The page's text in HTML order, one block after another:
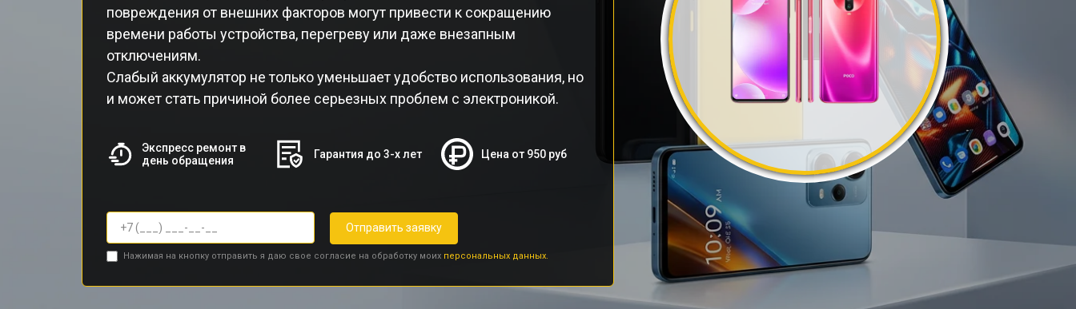
повреждения от внешних факторов могут привести к сокращению
времени работы устройства, перегреву или даже внезапным
отключениям.
Слабый аккумулятор не только уменьшает удобство использования, но
и может стать причиной более серьезных проблем с электроникой.
Экспресс ремонт в
день обращения
Гарантия до 3-х лет Цена от 950 руб
Отправить заявку
Нажимая на кнопку отправить я даю свое согласие на обработку моих персональных данных.